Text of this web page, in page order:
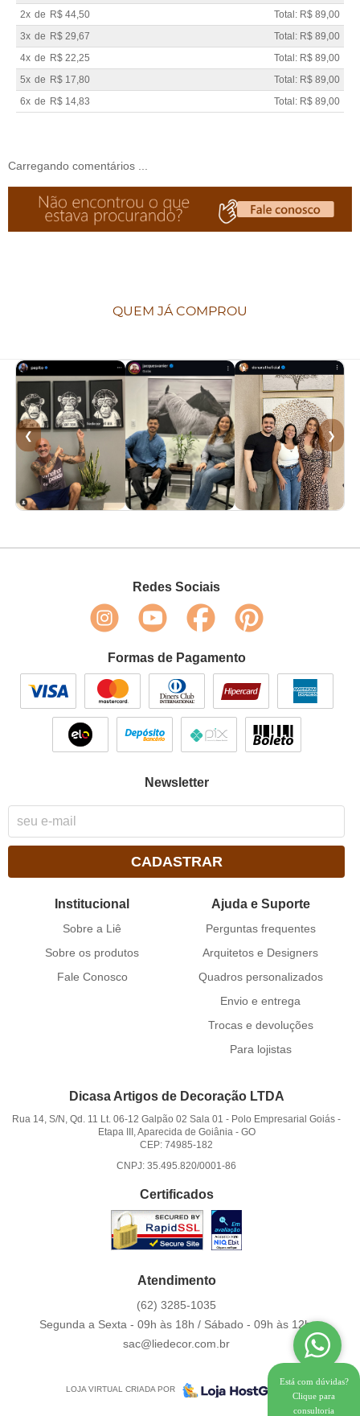
2x de R$ 44,50
Total: R$ 89,00
3x de R$ 29,67
Total: R$ 89,00
4x de R$ 22,25
Total: R$ 89,00
5x de R$ 17,80
Total: R$ 89,00
6x de R$ 14,83 Total: R$ 89,00
Carregando comentários ...
QUEM JÁ COMPROU
❮ ❯
Redes Sociais
Formas de Pagamento
Newsletter
CADASTRAR
Institucional
Sobre a Liê
Sobre os produtos
Fale Conosco
Ajuda e Suporte
Perguntas frequentes
Arquitetos e Designers
Quadros personalizados
Envio e entrega
Trocas e devoluções
Para lojistas
Dicasa Artigos de Decoração LTDA
Rua 14, S/N, Qd. 11 Lt. 06-12 Galpão 02 Sala 01 - Polo Empresarial Goiás -
Etapa III, Aparecida de Goiânia- GO
CEP: 74985-182
CNPJ: 35.495.820/0001-86
Certificados
Atendimento
(62) 3285-1035
Segunda a Sexta - 09h às 18h / Sábado - 09h às 12h.
sac@liedecor.com.br
LOJA VIRTUAL CRIADA POR
Está com dúvidas?
Clique para
consultoria